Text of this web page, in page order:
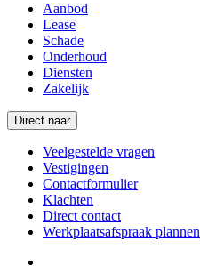
Aanbod
Lease
Schade
Onderhoud
Diensten
Zakelijk
Direct naar
Veelgestelde vragen
Vestigingen
Contactformulier
Klachten
Direct contact
Werkplaatsafspraak plannen